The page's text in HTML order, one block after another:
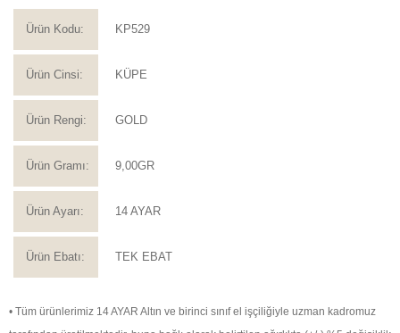
Ürün Kodu: KP529
Ürün Cinsi: KÜPE
Ürün Rengi: GOLD
Ürün Gramı: 9,00GR
Ürün Ayarı: 14 AYAR
Ürün Ebatı: TEK EBAT
• Tüm ürünlerimiz 14 AYAR Altın ve birinci sınıf el işçiliğiyle uzman kadromuz